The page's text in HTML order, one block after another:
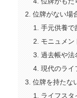
位牌がない場
手元供養で
モニュメン
過去帳や法
現代のライ
位牌を持たな
ライフスタ